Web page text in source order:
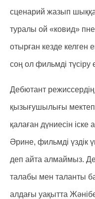
сценарий жазып
туралы ой «ковид»
отырған кезде келген
соң ол фильмді түсіру
Дебютант
қызығушылығы мектеп
қалаған дүниесін іске
Әрине, фильмді үздік
деп айта алмаймыз.
талабы мен таланты
алдағы уақытта